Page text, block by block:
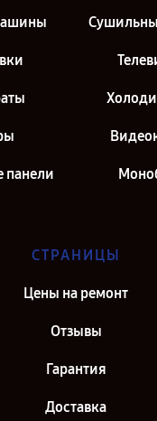
панели
СТРАНИЦЫ
Цены на ремонт
Отзывы
Гарантия
Доставка